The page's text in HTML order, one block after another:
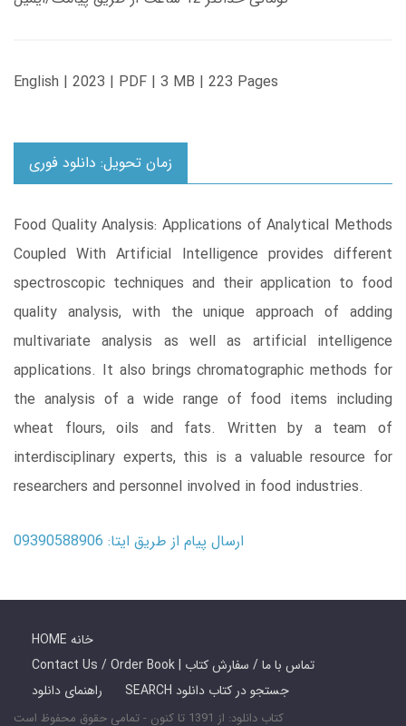
English | 2023 | PDF | 3 MB | 223 Pages
زمان تحویل: دانلود فوری
Food Quality Analysis: Applications of Analytical Methods
Coupled With Artificial Intelligence provides different
spectroscopic techniques and their application to food
quality analysis, with the unique approach of adding
multivariate analysis as well as artificial intelligence
applications. It also brings chromatographic methods for
the analysis of a wide range of food items including
wheat flours, oils and fats. Written by a team of
interdisciplinary experts, this is a valuable resource for
researchers and personnel involved in food industries.
ارسال پیام از طریق ایتا: 09390588906
HOME خانه
Contact Us / Order Book | تماس با ما / سفارش کتاب
راهنمای دانلود
SEARCH جستجو در کتاب دانلود
کتاب دانلود: از 1391 تا کنون - تمامی حقوق محفوظ است